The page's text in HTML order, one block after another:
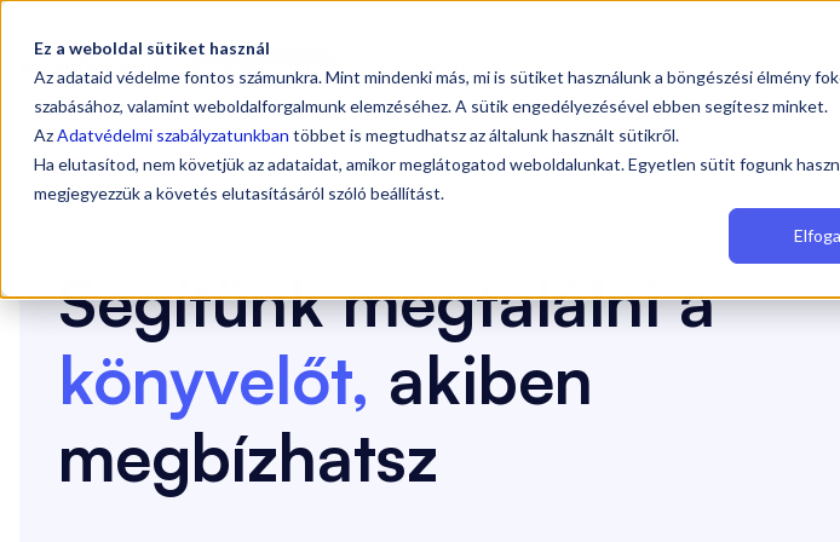
Ez a weboldal sütiket használ
Az adataid védelme fontos számunkra. Mint mindenki más, mi is sütiket használunk a böngészési élmény
szabásához, valamint weboldalforgalmunk elemzéséhez. A sütik engedélyezésével ebben segítesz minket.
AzAdatvédelmi szabályzatunkban többet is megtudhatsz az általunk használt sütikről.
Ha elutasítod, nem követjük az adataidat, amikor meglátogatod weboldalunkat. Egyetlen sütit fogunk
megjegyezzük a követés elutasításáról szóló beállítást.
Vállalkozóknak Könyvelőknek Szolgáltatásaink  Iparágak 
Segítünk megtalálni a
könyvelőt, akiben
megbízhatsz